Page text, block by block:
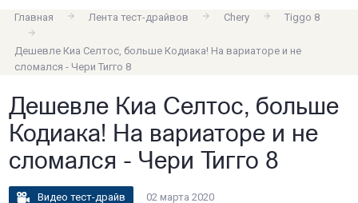
Главная Лента тест-драйвов Chery Tiggo 8
Дешевле Киа Селтос, больше Кодиака! На вариаторе и не
сломался - Чери Тигго 8
Дешевле Киа Селтос, больше
Кодиака! На вариаторе и не
сломался - Чери Тигго 8
Видео тест-драйв 02 марта 2020